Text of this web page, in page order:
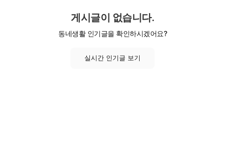
게시글이 없습니다.
동네생활 인기글을 확인하시겠어요?
실시간 인기글 보기